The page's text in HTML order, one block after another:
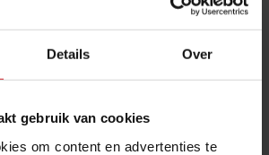
Details Over
gebruik van cookies
om content en advertenties te